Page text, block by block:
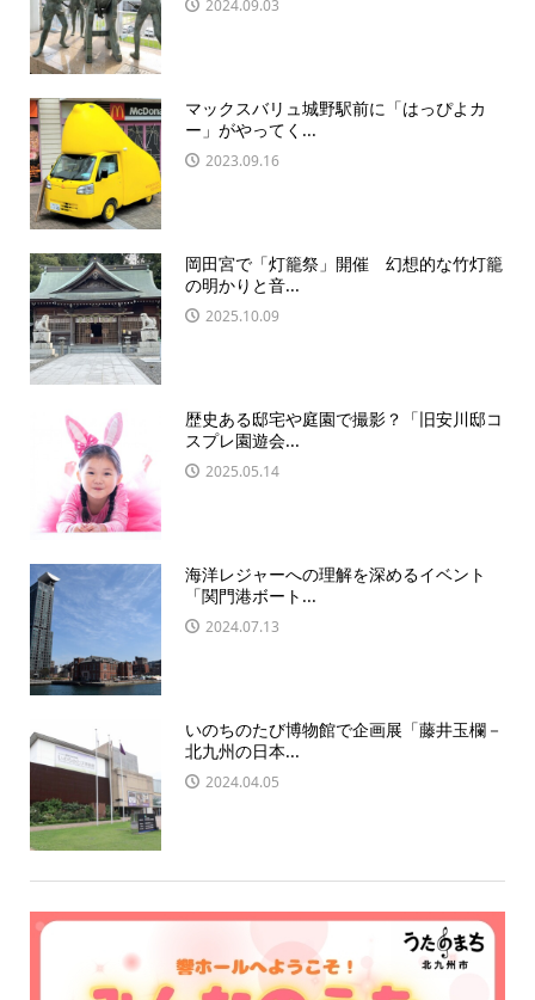
2024.09.03
マックスバリュ城野駅前に「はっぴよカ
ー」がやってく...
2023.09.16
岡田宮で「灯籠祭」開催 幻想的な竹灯籠
の明かりと音...
2025.10.09
歴史ある邸宅や庭園で撮影？「旧安川邸コ
スプレ園遊会...
2025.05.14
海洋レジャーへの理解を深めるイベント
「関門港ボート...
2024.07.13
いのちのたび博物館で企画展「藤井玉欄－
北九州の日本...
2024.04.05